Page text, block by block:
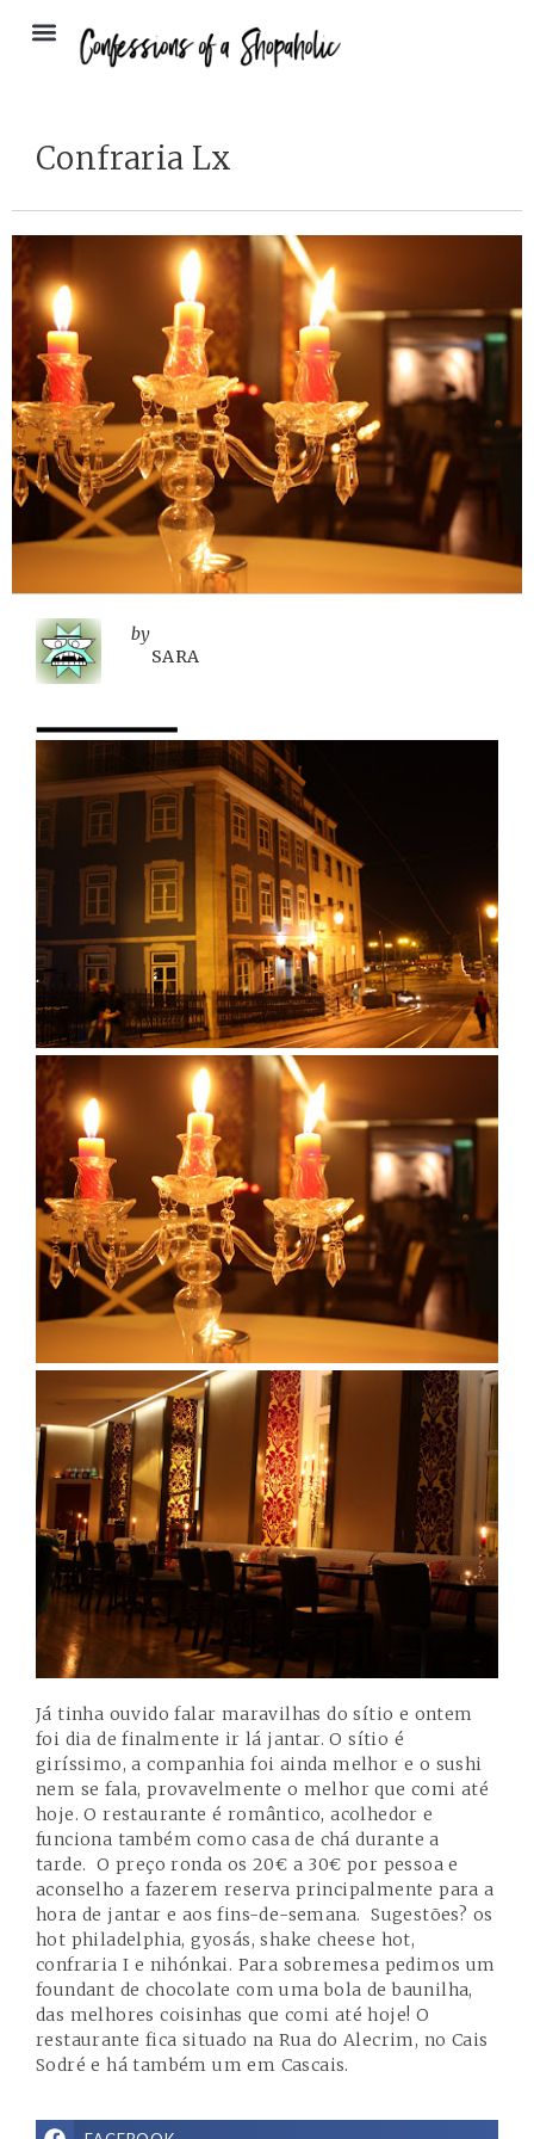
Confraria Lx
by
SARA
Já tinha ouvido falar maravilhas do sítio e ontem
foi dia de finalmente ir lá jantar. O sítio é
giríssimo, a companhia foi ainda melhor e o sushi
nem se fala, provavelmente o melhor que comi até
hoje. O restaurante é romântico, acolhedor e
funciona também como casa de chá durante a
tarde. O preço ronda os 20€ a 30€ por pessoa e
aconselho a fazerem reserva principalmente para a
hora de jantar e aos fins-de-semana. Sugestões? os
hot philadelphia, gyosás, shake cheese hot,
confraria I e nihónkai. Para sobremesa pedimos um
foundant de chocolate com uma bola de baunilha,
das melhores coisinhas que comi até hoje! O
restaurante fica situado na Rua do Alecrim, no Cais
Sodré e há também um em Cascais.